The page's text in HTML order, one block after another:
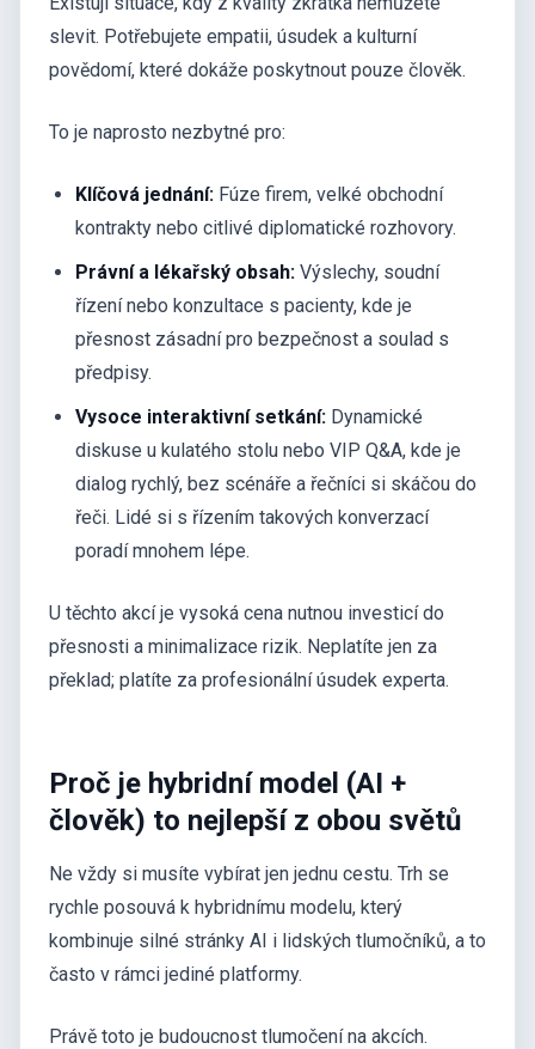
slevit. Potřebujete empatii, úsudek a kulturní
povědomí, které dokáže poskytnout pouze člověk.
To je naprosto nezbytné pro:
Klíčová jednání: Fúze firem, velké obchodní
kontrakty nebo citlivé diplomatické rozhovory.
Právní a lékařský obsah: Výslechy, soudní
řízení nebo konzultace s pacienty, kde je
přesnost zásadní pro bezpečnost a soulad s
předpisy.
Vysoce interaktivní setkání: Dynamické
diskuse u kulatého stolu nebo VIP Q&A, kde je
dialog rychlý, bez scénáře a řečníci si skáčou do
řeči. Lidé si s řízením takových konverzací
poradí mnohem lépe.
U těchto akcí je vysoká cena nutnou investicí do
přesnosti a minimalizace rizik. Neplatíte jen za
překlad; platíte za profesionální úsudek experta.
Proč je hybridní model (AI +
člověk) to nejlepší z obou světů
Ne vždy si musíte vybírat jen jednu cestu. Trh se
rychle posouvá k hybridnímu modelu, který
kombinuje silné stránky AI i lidských tlumočníků, a to
často v rámci jediné platformy.
Právě toto je budoucnost tlumočení na akcích.